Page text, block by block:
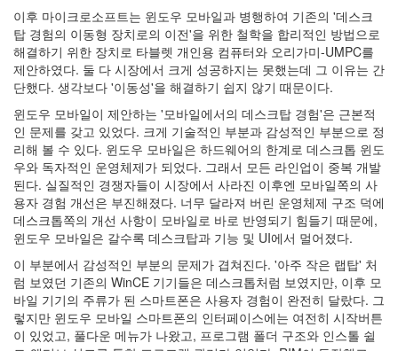
이후 마이크로소프트는 윈도우 모바일과 병행하여 기존의 '데스크
탑 경험의 이동형 장치로의 이전'을 위한 철학을 합리적인 방법으로
해결하기 위한 장치로 타블렛 개인용 컴퓨터와 오리가미-UMPC를
제안하였다. 둘 다 시장에서 크게 성공하지는 못했는데 그 이유는 간
단했다. 생각보다 '이동성'을 해결하기 쉽지 않기 때문이다.
윈도우 모바일이 제안하는 '모바일에서의 데스크탑 경험'은 근본적
인 문제를 갖고 있었다. 크게 기술적인 부분과 감성적인 부분으로 정
리해 볼 수 있다. 윈도우 모바일은 하드웨어의 한계로 데스크톱 윈도
우와 독자적인 운영체제가 되었다. 그래서 모든 라인업이 중복 개발
된다. 실질적인 경쟁자들이 시장에서 사라진 이후엔 모바일쪽의 사
용자 경험 개선은 부진해졌다. 너무 달라져 버린 운영체제 구조 덕에
데스크톱쪽의 개선 사항이 모바일로 바로 반영되기 힘들기 때문에,
윈도우 모바일은 갈수록 데스크탑과 기능 및 UI에서 멀어졌다.
이 부분에서 감성적인 부분의 문제가 겹쳐진다. '아주 작은 랩탑' 처
럼 보였던 기존의 WinCE 기기들은 데스크톱처럼 보였지만, 이후 모
바일 기기의 주류가 된 스마트폰은 사용자 경험이 완전히 달랐다. 그
렇지만 윈도우 모바일 스마트폰의 인터페이스에는 여전히 시작버튼
이 있었고, 풀다운 메뉴가 나왔고, 프로그램 폴더 구조와 인스톨 쉴
부
불
효
몇
가
지
계
획
(1)
CODE
keyboard
MX
clear
미
디
어
계,
변
화,